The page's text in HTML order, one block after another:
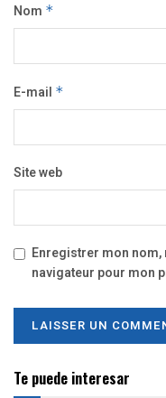
Nom *
E-mail *
Site web
Enregistrer mon
navigateur pour mon
Te puede interesar